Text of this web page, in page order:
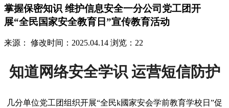
掌握保密知识 维护信息安全一分公司党工团开
展“全民国家安全教育日”宣传教育活动
来源： 修改时间：2025.04.14 浏览：22
知道网络安全学识 运营短信防护
几分单位党工团组织开展“全民k國家安会学前教育学校日”促